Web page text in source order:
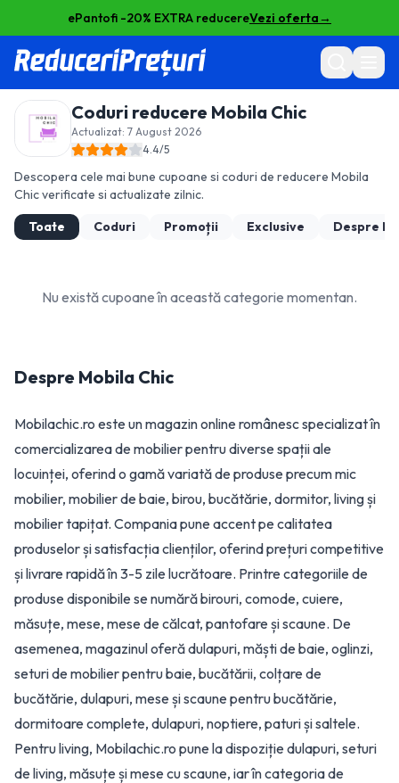
ePantofi -20% EXTRA reducereVezi oferta→
Coduri reducere Mobila Chic
Actualizat: 7 August 2026
4.4/5
Descopera cele mai bune cupoane si coduri de reducere Mobila
Chicverificate si actualizate zilnic.
Toate
Coduri Promoții Exclusive Despre
Nu există cupoane în această categorie momentan.
Despre Mobila Chic
Mobilachic.ro este un magazin online românesc specializat în
comercializarea de mobilier pentru diverse spații ale
locuinței, oferind o gamă variată de produse precum mic
mobilier, mobilier de baie, birou, bucătărie, dormitor, living și
mobilier tapițat. Compania pune accent pe calitatea
produselor și satisfacția clienților, oferind prețuri competitive
și livrare rapidă în 3-5 zile lucrătoare. Printre categoriile de
produse disponibile se numără birouri, comode, cuiere,
măsuțe, mese, mese de călcat, pantofare și scaune. De
asemenea, magazinul oferă dulapuri, măști de baie, oglinzi,
seturi de mobilier pentru baie, bucătării, colțare de
bucătărie, dulapuri, mese și scaune pentru bucătărie,
dormitoare complete, dulapuri, noptiere, paturi și saltele.
Pentru living, Mobilachic.ro pune la dispoziție dulapuri, seturi
de living, măsuțe și mese cu scaune, iar în categoria de